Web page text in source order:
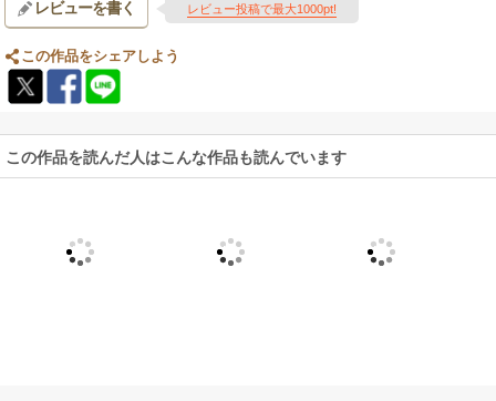
レビューを書く レビュー投稿で最大1000pt!
この作品をシェアしよう
この作品を読んだ人はこんな作品も読んでいます